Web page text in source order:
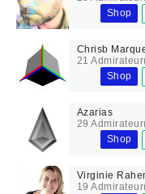
Shop
Chrisb
21
Shop
Azarias
29
Shop
Virginie
19